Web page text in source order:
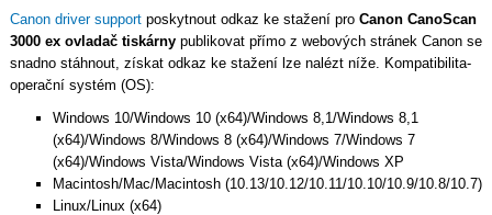
Canon driver supportposkytnout odkaz ke stažení pro Canon CanoScan
3000 ex ovladač tiskárnypublikovat přímo z webových stránek Canon se
snadno stáhnout, získat odkaz ke stažení lze nalézt níže. Kompatibilita-
operační systém (OS):
Windows 10/Windows 10 (x64)/Windows 8,1/Windows 8,1
(x64)/Windows 8/Windows 8 (x64)/Windows 7/Windows 7
(x64)/Windows Vista/Windows Vista (x64)/Windows XP
Macintosh/Mac/Macintosh (10.13/10.12/10.11/10.10/10.9/10.8/10.7)
Linux/Linux (x64)